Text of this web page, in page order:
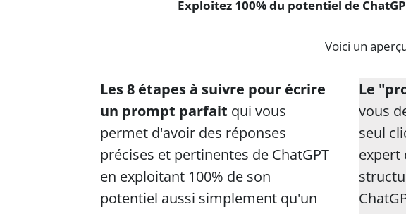
Exploitez 100% du potentiel de
Voici un
Les 8 étapes à suivre pour écrire
un prompt parfait qui vous
permet d'avoir des réponses
précises et pertinentes de ChatGPT
en exploitant 100% de son
potentiel aussi simplement qu'un
Le
vous
seul
expert